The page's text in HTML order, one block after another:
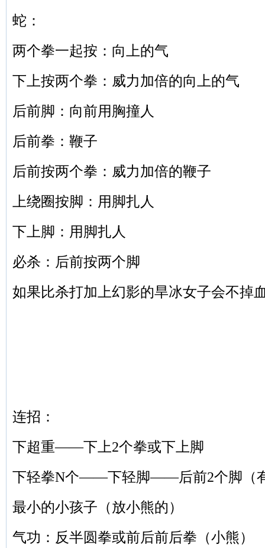
蛇：
两个拳一起按：向上的气
下上按两个拳：威力加倍的向上的气
后前脚：向前用胸撞人
后前拳：鞭子
后前按两个拳：威力加倍的鞭子
上绕圈按脚：用脚扎人
下上脚：用脚扎人
必杀：后前按两个脚
如果比杀打加上幻影的旱冰女子会不掉
连招：
下超重——下上2个拳或下上脚
下轻拳N个——下轻脚——后前2个脚（
最小的小孩子（放小熊的）
气功：反半圆拳或前后前后拳（小熊）